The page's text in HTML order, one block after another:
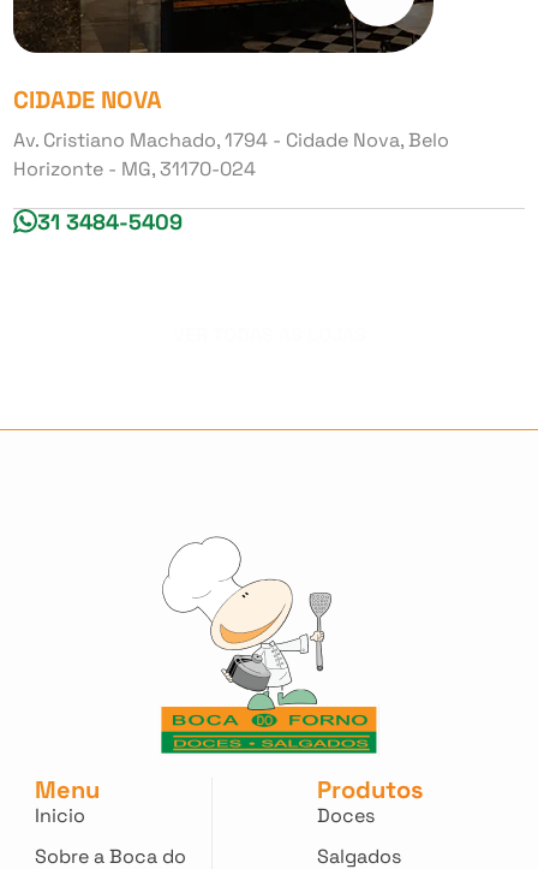
CIDADE NOVA
Av. Cristiano Machado, 1794 - Cidade Nova, Belo
Horizonte - MG, 31170-024
31 3484-5409
Menu
Inicio
Sobre a Boca do
Produtos
Doces
Salgados